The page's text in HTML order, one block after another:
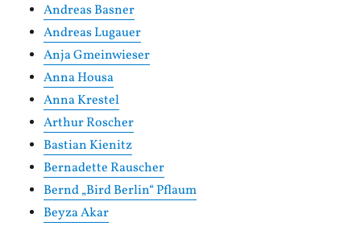
Andreas Basner
Andreas Lugauer
Anja Gmeinwieser
Anna Housa
Anna Krestel
Arthur Roscher
Bastian Kienitz
Bernadette Rauscher
Bernd „Bird Berlin“ Pflaum
Beyza Akar